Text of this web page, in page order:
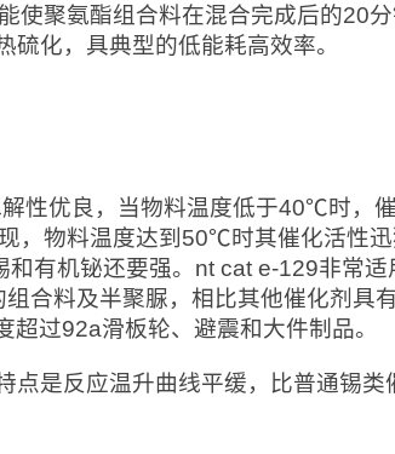
使聚氨酯组合料在混合完成后的20
硫化，具典型的低能耗高效率。
性优良，当物料温度低于40℃时，
，物料温度达到50℃时其催化活性迅
有机铋还要强。nt cat e-129非常适
合料及半聚脲，相比其他催化剂具
过92a滑板轮、避震和大件制品。
点是反应温升曲线平缓，比普通锡类